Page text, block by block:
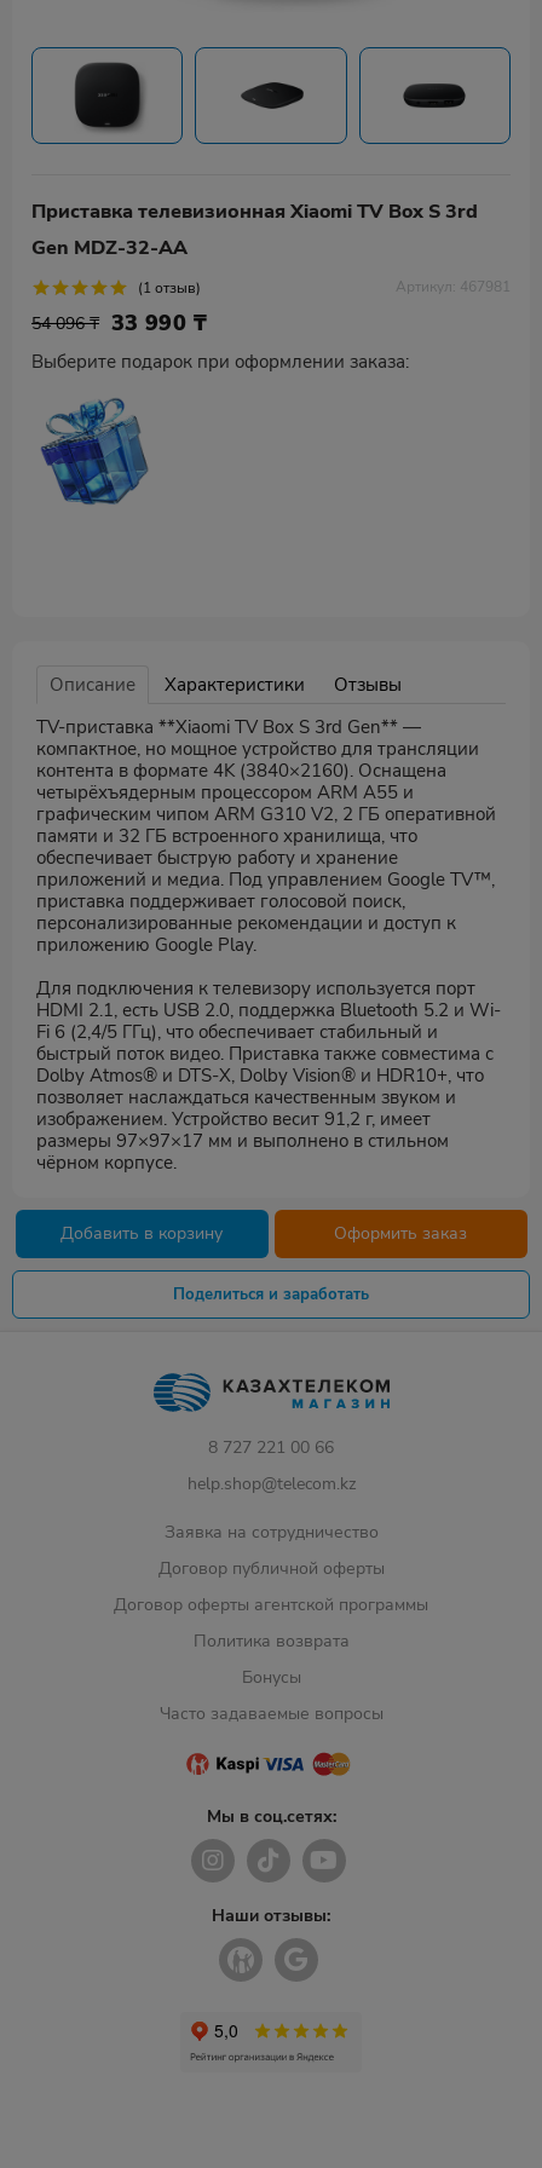
Приставка телевизионная Xiaomi TV Box S 3rd
Gen MDZ-32-AA
(1 отзыв) Артикул: 467981
54 096 ₸ 33 990 ₸
Выберите подарок при оформлении заказа:
Описание Характеристики
Отзывы
TV-приставка **Xiaomi TV Box S 3rd Gen** —
компактное, но мощное устройство для трансляции
контента в формате 4K (3840×2160). Оснащена
четырёхъядерным процессором ARM A55 и
графическим чипом ARM G310 V2, 2 ГБ оперативной
памяти и 32 ГБ встроенного хранилища, что
обеспечивает быструю работу и хранение
приложений и медиа. Под управлением Google TV™,
приставка поддерживает голосовой поиск,
персонализированные рекомендации и доступ к
приложению Google Play.
Для подключения к телевизору используется порт
HDMI 2.1, есть USB 2.0, поддержка Bluetooth 5.2 и Wi-
Fi 6 (2,4/5 ГГц), что обеспечивает стабильный и
быстрый поток видео. Приставка также совместима с
Dolby Atmos® и DTS-X, Dolby Vision® и HDR10+, что
позволяет наслаждаться качественным звуком и
изображением. Устройство весит 91,2 г, имеет
размеры 97×97×17 мм и выполнено в стильном
чёрном корпусе.
Добавить в корзину Оформить заказ
Поделиться и заработать
8 727 221 00 66
help.shop@telecom.kz
Заявка на сотрудничество
Договор публичной оферты
Договор оферты агентской программы
Политика возврата
Бонусы
Часто задаваемые вопросы
Мы в соц.сетях:
Наши отзывы: